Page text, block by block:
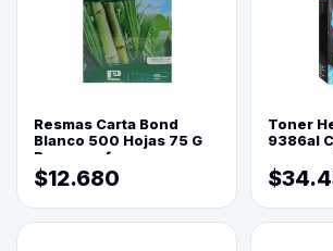
Resmas Carta Bond
Blanco 500 Hojas 75 G
Reprograf.
$12.680
Toner
9386al